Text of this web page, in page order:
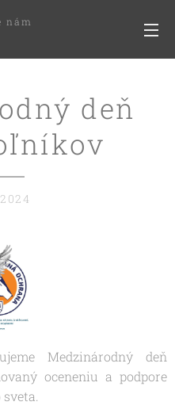
nám
deň
Medzinárodný deň
oceneniu a podpore